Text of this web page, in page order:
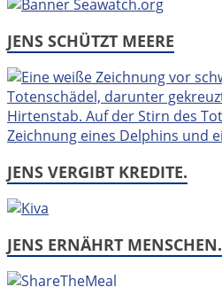
JENS SCHÜTZT MEERE
JENS VERGIBT KREDITE.
JENS ERNÄHRT MENSCHEN.